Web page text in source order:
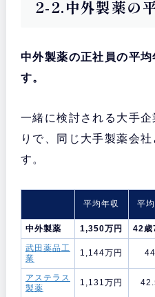
2-2.中外製薬の
中外製薬の正社員の平
す。
一緒に検討される大手
りで、同じ大手製薬会
す。
平均年収 平
中外製薬
1,350万円 42歳
武田薬品工
業
1,144万円
アステラス
製薬
1,131万円